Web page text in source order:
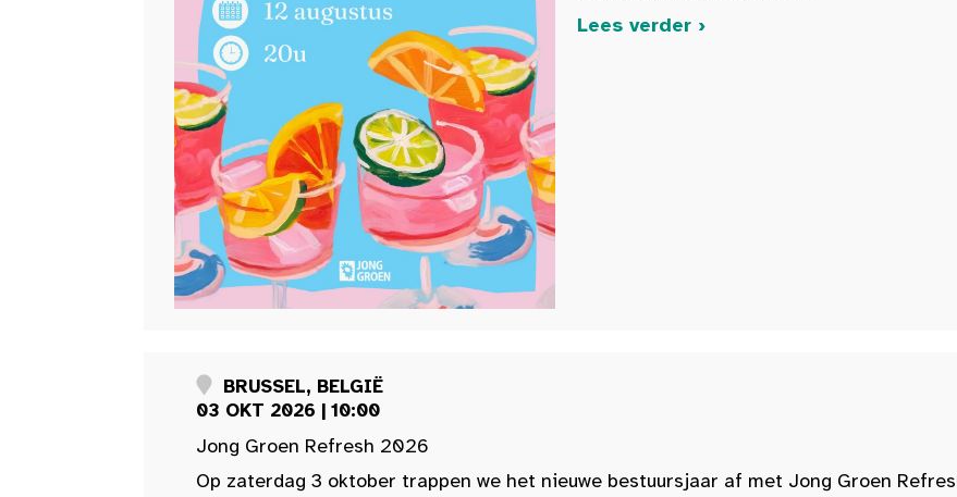
Lees verder ›
BRUSSEL, BELGIË
03 OKT 2026 | 10:00
Jong Groen Refresh 2026
Op zaterdag 3 oktober trappen we het nieuwe bestuursjaar af met Jong Groen